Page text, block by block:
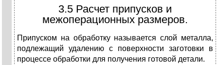
3.5 Расчет припусков и
межоперационных размеров.
Припуском на обработку называется слой металла,
подлежащий удалению с поверхности заготовки в
процессе обработки для получения готовой детали.